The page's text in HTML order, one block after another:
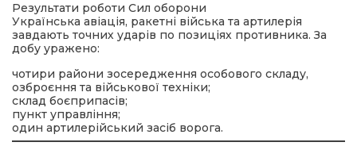
Результати роботи Сил оборони
Українська авіація, ракетні війська та артилерія
завдають точних ударів по позиціях противника. За
добу уражено:
чотири райони зосередження особового складу,
озброєння та військової техніки;
склад боєприпасів;
пункт управління;
один артилерійський засіб ворога.